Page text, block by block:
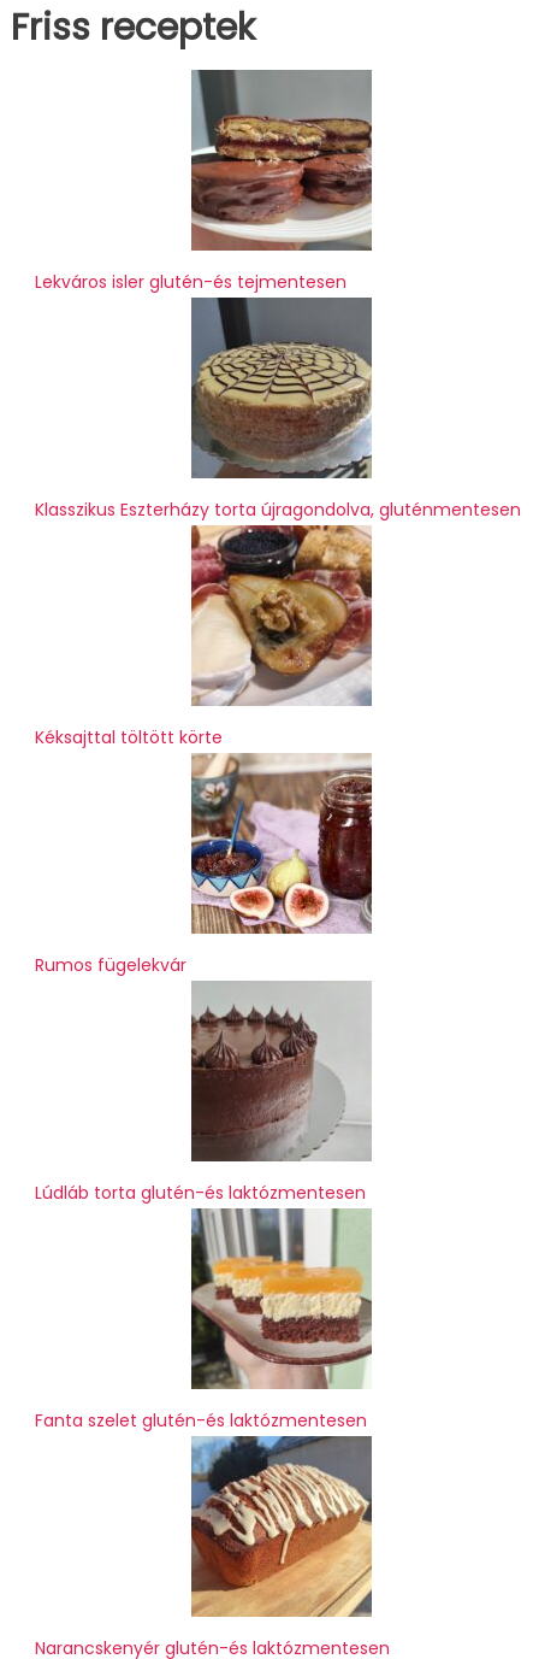
Friss receptek
Lekváros isler glutén-és tejmentesen
Klasszikus Eszterházy torta újragondolva, gluténmentesen
Kéksajttal töltött körte
Rumos fügelekvár
Lúdláb torta glutén-és laktózmentesen
Fanta szelet glutén-és laktózmentesen
Narancskenyér glutén-és laktózmentesen